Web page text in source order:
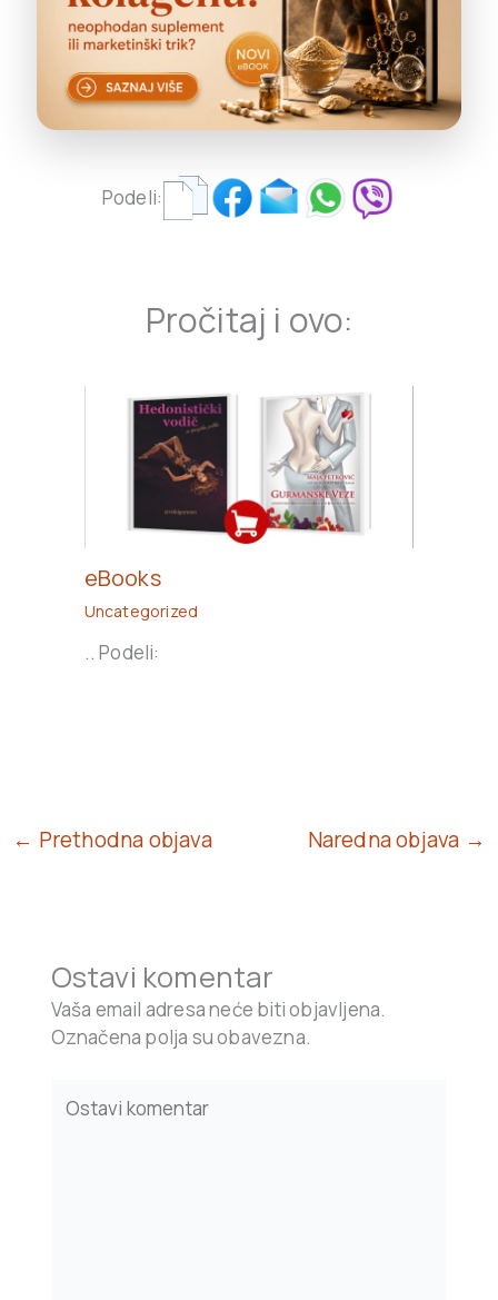
Podeli:
Pročitaj i ovo:
eBooks
Uncategorized
.. Podeli:
← Prethodna objava Naredna objava →
Ostavi komentar
Vaša email adresa neće biti objavljena.
Označena polja su obavezna.
here..